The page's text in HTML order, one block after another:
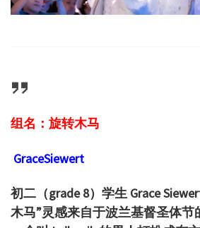
组名：旋转木马
GraceSiewert
初二（grade 8）学生 Grace
木马”灵感来自于波兰基督圣体节